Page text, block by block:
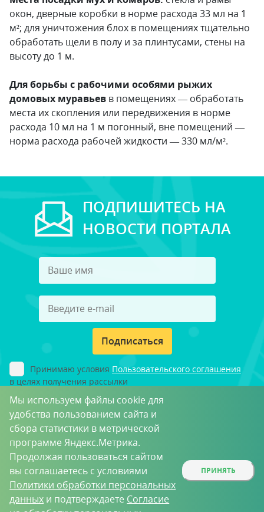
окон, дверные коробки в норме расхода 33 мл на 1
м²; для уничтожения блох в помещениях тщательно
обработать щели в полу и за плинтусами, стены на
высоту до 1 м.
Для борьбы с рабочими особями рыжих
домовых му­равь­ев в помещениях — обработать
места их скопления или передвижения в норме
расхода 10 мл на 1 м погонный, вне помещений —
норма расхода рабочей жидкости — 330 мл/м².
ПОДПИШИТЕСЬ НА
НОВОСТИ ПОРТАЛА
Подписаться
Принимаю условия Пользовательского соглашения
в целях получения рассылки
Мы используем файлы cookie для
удобства пользованием сайта и
сбора статистики в метрической
программе Яндекс.Метрика.
Продолжая пользоваться сайтом
вы соглашаетесь с условиями
Политики обработки персональных
данных и подтверждаете Согласие
ПРИНЯТЬ